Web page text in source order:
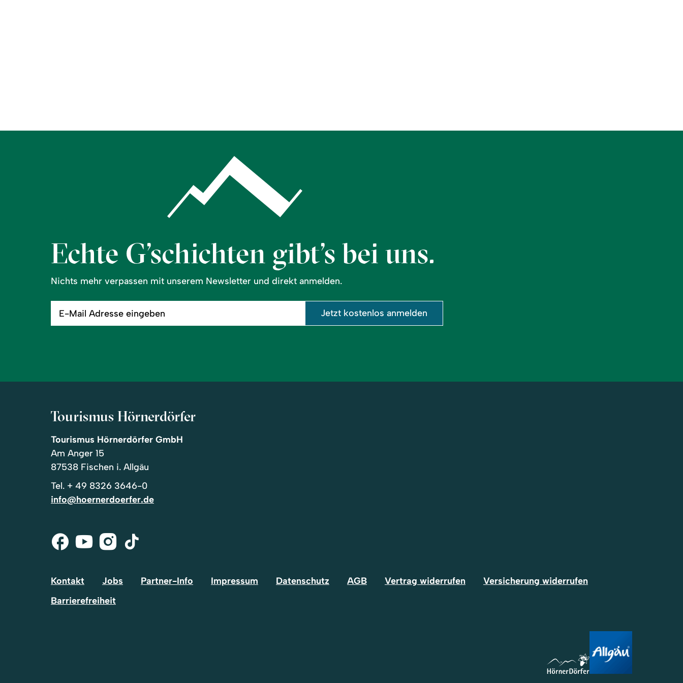
Echte G’schichten gibt’s bei uns.
Nichts mehr verpassen mit unserem Newsletter und direkt anmelden.
Mail
eingeben
Jetzt kostenlos anmelden
Tourismus Hörnerdörfer
Tourismus Hörnerdörfer GmbH
Am Anger 15
87538 Fischen i. Allgäu
Tel. + 49 8326 3646-0
info@hoernerdoerfer.de
Facebook
Youtube
Instagram
Tik-
Kontakt Jobs Partner-Info Impressum Datenschutz AGB Vertrag widerrufen
Versicherung widerrufen
Barrierefreiheit